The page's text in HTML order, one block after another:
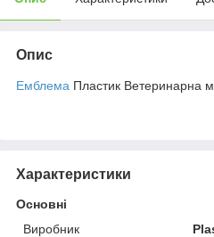
Опис
Емблема Пластик Ветеринарна
Характеристики
Основні
Виробник